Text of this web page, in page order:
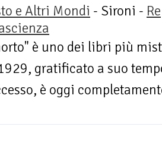
e Altri Mondi - Sironi -
è uno dei libri più
gratificato a suo
è oggi